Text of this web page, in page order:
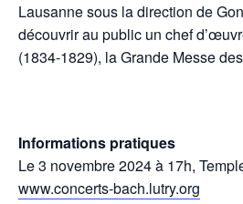
Lausanne sous la direction de
découvrir au public un chef
(1834-1829), la Grande Messe
Informations pratiques
Le 3 novembre 2024 à 17h,
www.concerts-bach.lutry.org